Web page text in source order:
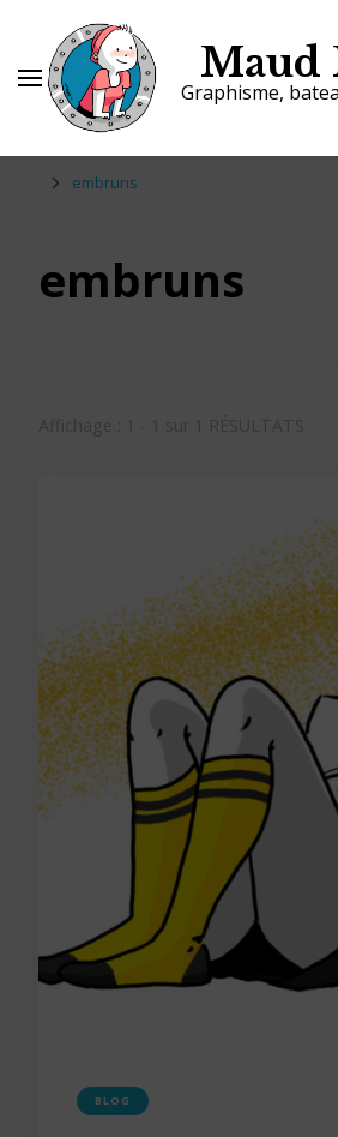
Maud
Graphisme,
embruns
embruns
BLOG